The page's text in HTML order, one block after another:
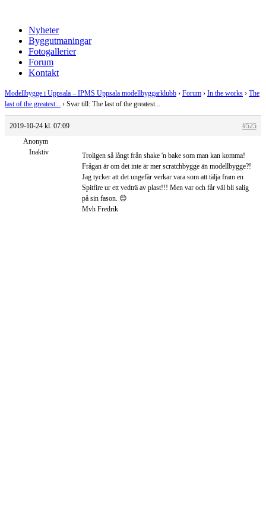
Nyheter
Byggutmaningar
Fotogallerier
Forum
Kontakt
Modellbygge i Uppsala – IPMS Uppsala modellbyggarklubb › Forum › In the works › The
last of the greatest... › Svar till: The last of the greatest...
2019-10-24 kl. 07:09
#525
Anonym
Inaktiv
Troligen så långt från shake 'n bake som man kan komma!
Frågan är om det inte är mer scratchbygge än modellbygge?!
Jag tycker att det ungefär verkar vara som att tälja fram en
Spitfire ur ett vedträ av plast!!! Men var och får väl bli salig
på sin fason. 😊
Mvh Fredrik